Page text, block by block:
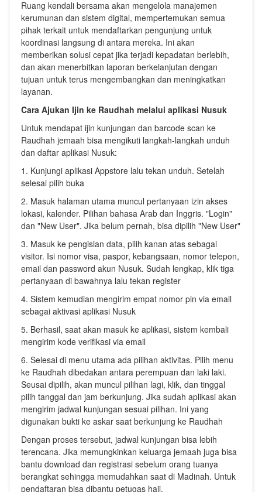
Ruang kendali bersama akan mengelola manajemen
kerumunan dan sistem digital, mempertemukan semua
pihak terkait untuk mendaftarkan pengunjung untuk
koordinasi langsung di antara mereka. Ini akan
memberikan solusi cepat jika terjadi kepadatan berlebih,
dan akan menerbitkan laporan berkelanjutan dengan
tujuan untuk terus mengembangkan dan meningkatkan
layanan.
Cara Ajukan Ijin ke Raudhah melalui aplikasi Nusuk
Untuk mendapat ijin kunjungan dan barcode scan ke
Raudhah jemaah bisa mengikuti langkah-langkah unduh
dan daftar aplikasi Nusuk:
1. Kunjungi aplikasi Appstore lalu tekan unduh. Setelah
selesai pilih buka
2. Masuk halaman utama muncul pertanyaan izin akses
lokasi, kalender. Pilihan bahasa Arab dan Inggris. "Login"
dan "New User". Jika belum pernah, bisa dipilih "New User"
3. Masuk ke pengisian data, pilih kanan atas sebagai
visitor. Isi nomor visa, paspor, kebangsaan, nomor telepon,
email dan password akun Nusuk. Sudah lengkap, klik tiga
pertanyaan di bawahnya lalu tekan register
4. Sistem kemudian mengirim empat nomor pin via email
sebagai aktivasi aplikasi Nusuk
5. Berhasil, saat akan masuk ke aplikasi, sistem kembali
mengirim kode verifikasi via email
6. Selesai di menu utama ada pilihan aktivitas. Pilih menu
ke Raudhah dibedakan antara perempuan dan laki laki.
Seusai dipilih, akan muncul pilihan lagi, klik, dan tinggal
pilih tanggal dan jam berkunjung. Jika sudah aplikasi akan
mengirim jadwal kunjungan sesuai pilihan. Ini yang
digunakan bukti ke askar saat berkunjung ke Raudhah
Dengan proses tersebut, jadwal kunjungan bisa lebih
terencana. Jika memungkinkan keluarga jemaah juga bisa
bantu download dan registrasi sebelum orang tuanya
berangkat sehingga memudahkan saat di Madinah. Untuk
pendaftaran bisa dibantu petugas haji.